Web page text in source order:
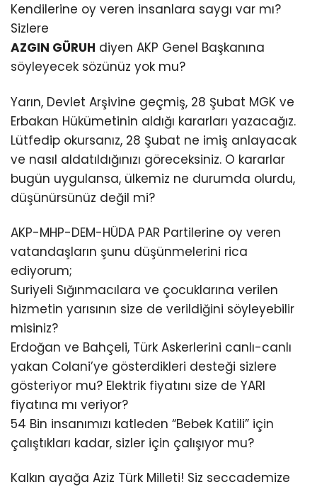
Kendilerine oy veren insanlara saygı var mı?
Sizlere
AZGIN GÜRUH diyen AKP Genel Başkanına
söyleyecek sözünüz yok mu?
Yarın, Devlet Arşivine geçmiş, 28 Şubat MGK ve
Erbakan Hükümetinin aldığı kararları yazacağız.
Lütfedip okursanız, 28 Şubat ne imiş anlayacak
ve nasıl aldatıldığınızı göreceksiniz. O kararlar
bugün uygulansa, ülkemiz ne durumda olurdu,
düşünürsünüz değil mi?
AKP-MHP-DEM-HÜDA PAR Partilerine oy veren
vatandaşların şunu düşünmelerini rica
ediyorum;
Suriyeli Sığınmacılara ve çocuklarına verilen
hizmetin yarısının size de verildiğini söyleyebilir
misiniz?
Erdoğan ve Bahçeli, Türk Askerlerini canlı-canlı
yakan Colani’ye gösterdikleri desteği sizlere
gösteriyor mu? Elektrik fiyatını size de YARI
fiyatına mı veriyor?
54 Bin insanımızı katleden “Bebek Katili” için
çalıştıkları kadar, sizler için çalışıyor mu?
Kalkın ayağa Aziz Türk Milleti! Siz seccademize